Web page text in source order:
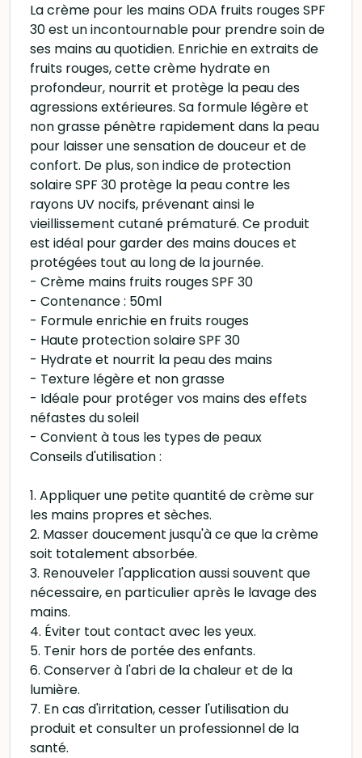
La crème pour les mains ODA fruits rouges SPF
30 est un incontournable pour prendre soin de
ses mains au quotidien. Enrichie en extraits de
fruits rouges, cette crème hydrate en
profondeur, nourrit et protège la peau des
agressions extérieures. Sa formule légère et
non grasse pénètre rapidement dans la peau
pour laisser une sensation de douceur et de
confort. De plus, son indice de protection
solaire SPF 30 protège la peau contre les
rayons UV nocifs, prévenant ainsi le
vieillissement cutané prématuré. Ce produit
est idéal pour garder des mains douces et
protégées tout au long de la journée.
- Crème mains fruits rouges SPF 30
- Contenance : 50ml
- Formule enrichie en fruits rouges
- Haute protection solaire SPF 30
- Hydrate et nourrit la peau des mains
- Texture légère et non grasse
- Idéale pour protéger vos mains des effets
néfastes du soleil
- Convient à tous les types de peaux
Conseils d'utilisation :
1. Appliquer une petite quantité de crème sur
les mains propres et sèches.
2. Masser doucement jusqu'à ce que la crème
soit totalement absorbée.
3. Renouveler l'application aussi souvent que
nécessaire, en particulier après le lavage des
mains.
4. Éviter tout contact avec les yeux.
5. Tenir hors de portée des enfants.
6. Conserver à l'abri de la chaleur et de la
lumière.
7. En cas d'irritation, cesser l'utilisation du
produit et consulter un professionnel de la
santé.